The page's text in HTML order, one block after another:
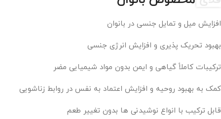
افزایش میل و تمایل جنسی در بانوان
بهبود تحریک‌ پذیری و افزایش انرژی جنسی
ترکیبات کاملاً گیاهی و ایمن بدون مواد شیمیایی مضر
کمک به بهبود روحیه و افزایش اعتماد به نفس در روابط زناشویی
قابل ترکیب با انواع نوشیدنی‌ ها بدون تغییر طعم